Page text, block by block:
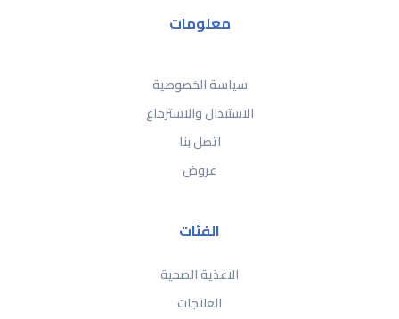
معلومات
سياسة الخصوصية
الاستبدال والاسترجاع
اتصل بنا
عروض
الفئات
الاغذية الصحية
العلاجات